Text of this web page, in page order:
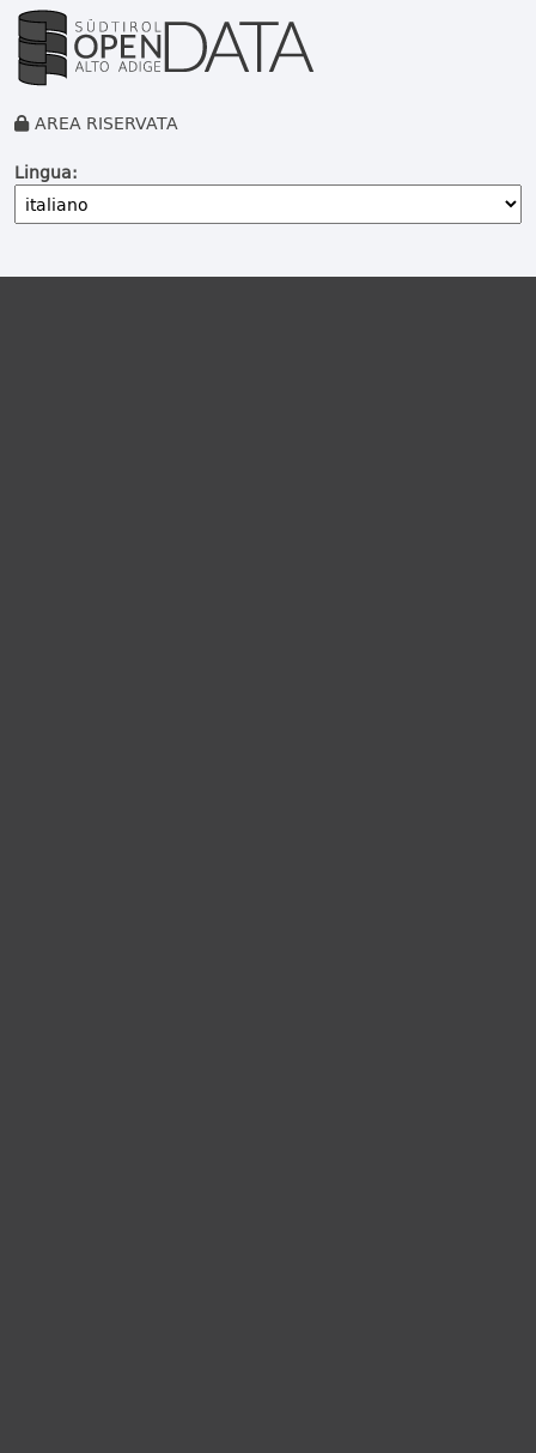
AREA RISERVATA
Lingua